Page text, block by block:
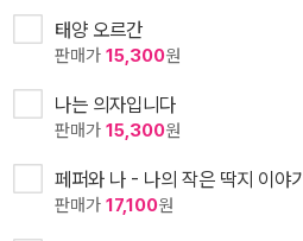
태양 오르간
판매가 15,300원
나는 의자입니다
판매가 15,300원
페퍼와 나 - 나의 작은 딱지 이야기
판매가 17,100원